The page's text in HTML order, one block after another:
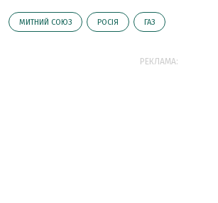
МИТНИЙ СОЮЗ РОСІЯ ГАЗ
РЕКЛАМА: